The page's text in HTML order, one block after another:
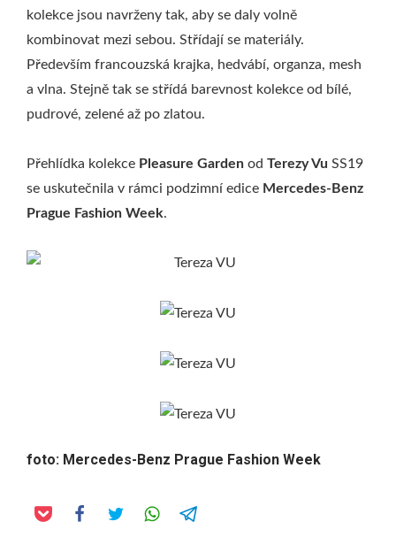
kolekce jsou navrženy tak, aby se daly volně
kombinovat mezi sebou. Střídají se materiály.
Především francouzská krajka, hedvábí, organza, mesh
a vlna. Stejně tak se střídá barevnost kolekce od bílé,
pudrové, zelené až po zlatou.
Přehlídka kolekce Pleasure Garden od Terezy Vu SS19
se uskutečnila v rámci podzimní edice Mercedes-Benz
Prague Fashion Week.
foto: Mercedes-Benz Prague Fashion Week